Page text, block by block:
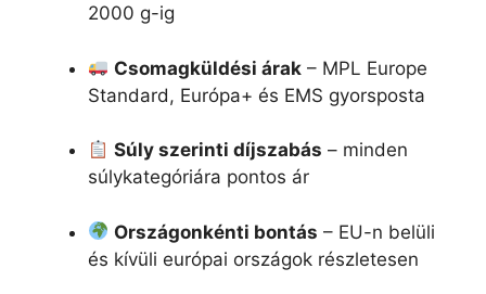
2000 g-ig
Csomagküldési árak – MPL Europe
Standard, Európa+ és EMS gyorsposta
Súly szerinti díjszabás – minden
súlykategóriára pontos ár
Országonkénti bontás – EU-n belüli
és kívüli európai országok részletesen